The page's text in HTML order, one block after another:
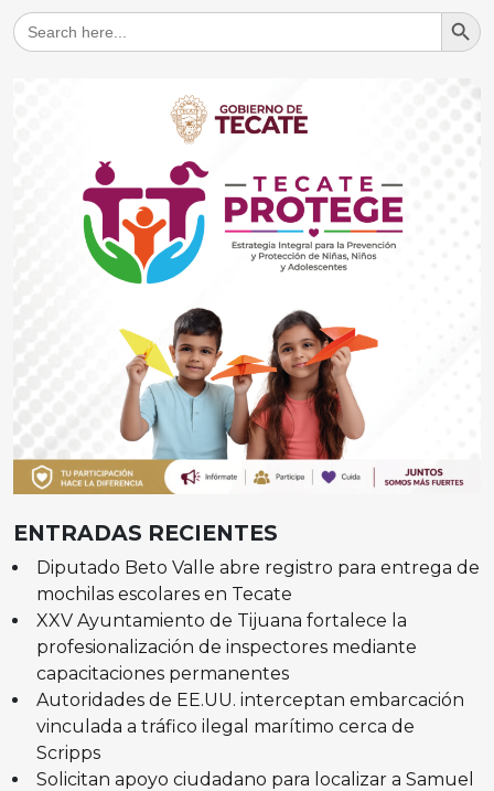
Search
for:
Search
ENTRADAS RECIENTES
Diputado Beto Valle abre registro para entrega de
mochilas escolares en Tecate
XXV Ayuntamiento de Tijuana fortalece la
profesionalización de inspectores mediante
capacitaciones permanentes
Autoridades de EE.UU. interceptan embarcación
vinculada a tráfico ilegal marítimo cerca de
Scripps
Solicitan apoyo ciudadano para localizar a Samuel